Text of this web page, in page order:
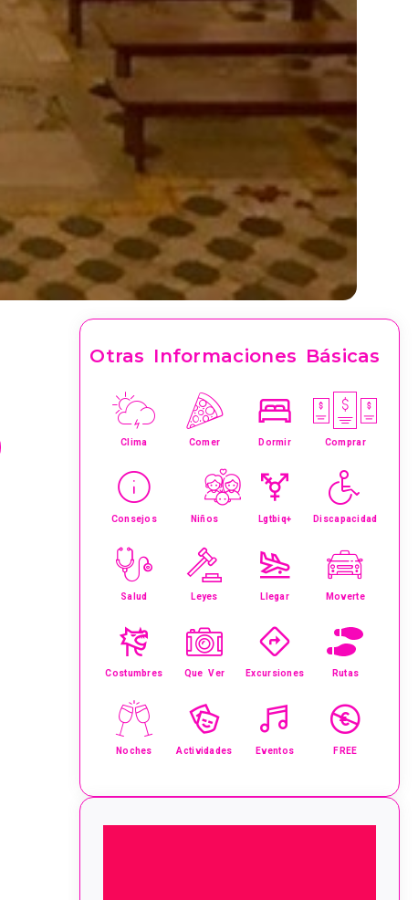
Otras Informaciones Básicas
Clima Comer Dormir Comprar
Consejos Niños Lgtbiq+ Discapacidad
Salud Leyes Llegar Moverte
Costumbres Que Ver Excursiones Rutas
Noches Actividades Eventos FREE